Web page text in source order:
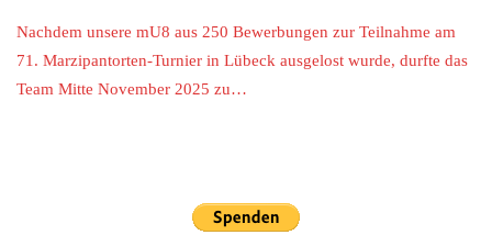
Nachdem unsere mU8 aus 250 Bewerbungen zur Teilnahme am
71. Marzipantorten-Turnier in Lübeck ausgelost wurde, durfte das
Team Mitte November 2025 zu…